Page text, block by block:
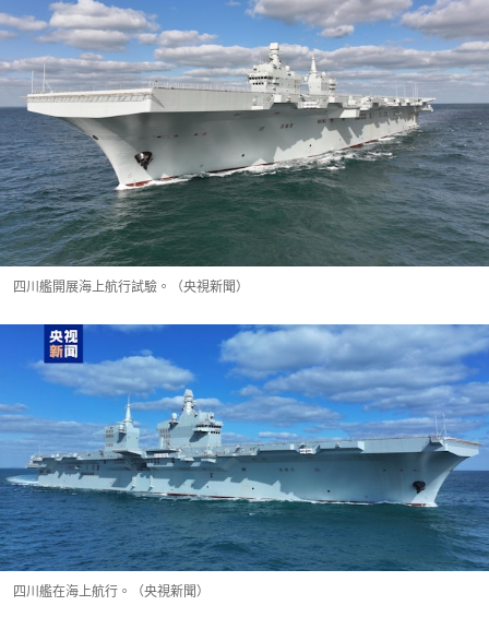
四川艦開展海上航行試驗。（央視新聞）
四川艦在海上航行。（央視新聞）